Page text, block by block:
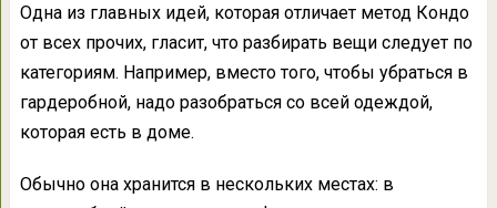
Одна из главных идей, которая отличает метод Кондо
от всех прочих, гласит, что разбирать вещи следует по
категориям. Например, вместо того, чтобы убраться в
гардеробной, надо разобраться со всей одеждой,
которая есть в доме.
Обычно она хранится в нескольких местах: в